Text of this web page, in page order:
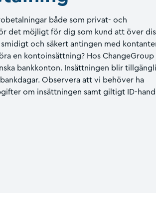
både som privat- och
det möjligt för dig som kund att över
och säkert antingen med
en kontoinsättning? Hos ChangeGroup
bankkonton. Insättningen blir
Observera att vi behöver ha
om insättningen samt giltigt ID-